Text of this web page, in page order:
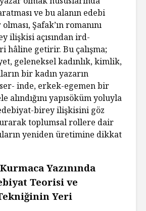
ve bu alanın edebi
Şafak’ın romanını
ilişkisi açısından ird-
hâline getirir. Bu çalışma;
geleneksel kadınlık, kimlik,
bir kadın yazarın
inde, erkek-egemen bir
alındığını yapısöküm yoluyla
birey ilişkisini göz
toplumsal rollere dair
yeniden üretimine dikkat
Yazınında
Teorisi ve
Yeri